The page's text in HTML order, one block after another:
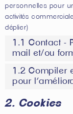
personnelles pour
activités
déplier)
1.1 Contact -
mail et/ou
1.2 Compiler
pour
2. Cookies